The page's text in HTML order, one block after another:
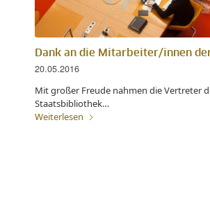
Dank an die Mitarbeiter/innen
20.05.2016
Mit großer Freude nahmen die Vertreter
Staatsbibliothek…
Weiterlesen